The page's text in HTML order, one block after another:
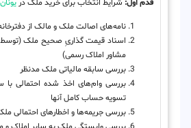
قدم اول: شرایط انتخاب برای خرید ملک در یونان
نامه‌های اصالت ملک و مالک از
اسناد قیمت گذاریِ صحیح ملک (توسط
مشاور املاک رسمی)
بررسی سابقه مالیاتی ملک مدنظر
بررسی وام‌های اخذ شده احتمالی با
تسویه حساب کامل آنها
بررسی جریمه‌ها و اخطارهای احتمالی